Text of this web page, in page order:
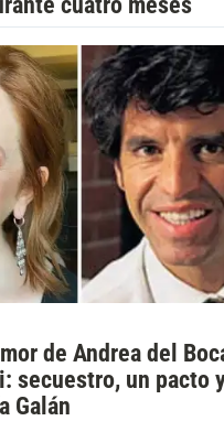
de Andrea del
secuestro, un pacto
Galán